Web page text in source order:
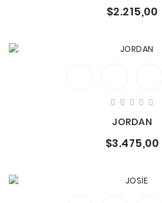
$2.215,00
JORDAN
$3.475,00